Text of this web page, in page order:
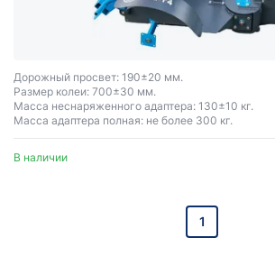
Дорожный просвет: 190±20 мм.
Размер колеи: 700±30 мм.
Масса неснаряженного адаптера: 130±10 кг.
Масса адаптера полная: не более 300 кг.
В наличии
1